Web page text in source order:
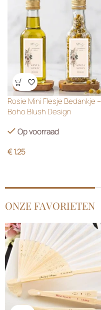
Wensenlijst
Rosie Mini Flesje Bedankje –
Boho Blush Design
Op voorraad
€1.25
ONZE FAVORIETEN